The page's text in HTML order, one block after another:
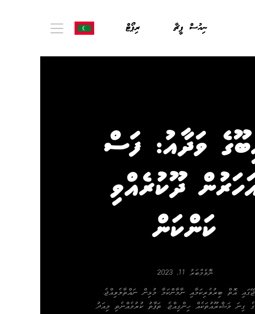
ނިއުސް ފީޗާ ރިޕޯޓް
ވަދާއު: ފަސް
ދޫކުރެއްވި
ކަންކަން
ނޮވެމްބަރު 11, 2023
އޮތް ބިރުވެރިކަމާއި ނާމާންކަމާ މުޅިން ނައްތާލެވިއްޖެ.
ގިނަ މަޝްރޫއުތަކެއް ހިންގިއްޖެ. ތަފާތު ކުރުމެއްނެތި މިއަދު